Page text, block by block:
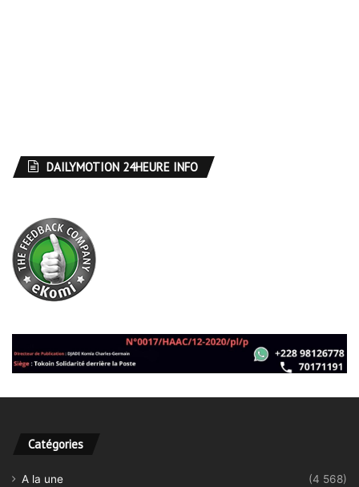
DAILYMOTION 24HEURE INFO
Catégories
A la une
(4 568)